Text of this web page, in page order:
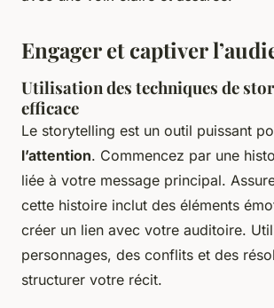
Engager et captiver
Utilisation des techniques de
efficace
Le storytelling est un outil puissant
l’attention. Commencez par une
liée à votre message principal.
cette histoire inclut des éléments
créer un lien avec votre auditoire.
personnages, des conflits et des
structurer votre récit.